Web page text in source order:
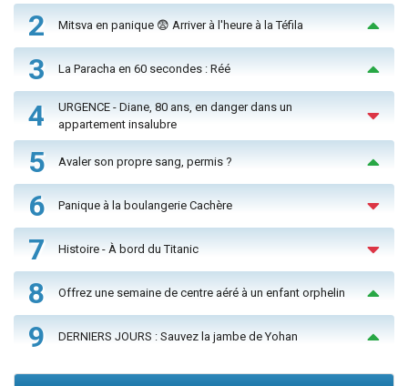
2 Mitsva en panique 😨 Arriver à l'heure à la Téfila
3 La Paracha en 60 secondes : Réé
4
URGENCE - Diane, 80 ans, en danger dans un
appartement insalubre
5 Avaler son propre sang, permis ?
6 Panique à la boulangerie Cachère
7 Histoire - À bord du Titanic
8 Offrez une semaine de centre aéré à un enfant orphelin
9 DERNIERS JOURS : Sauvez la jambe de Yohan